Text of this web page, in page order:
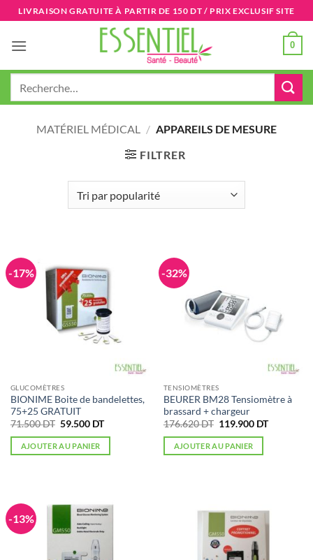
Passer
au
contenu
LIVRAISON GRATUITE À PARTIR DE 150 DT / PRIX EXCLUSIF SITE
0
MATÉRIEL MÉDICAL / APPAREILS DE MESURE
FILTRER
-17%
GLUCOMÈTRES
BIONIME Boite de bandelettes,
75+25 GRATUIT
71.500DT Le
initial
était :
59.500 DTLe
actuel
AJOUTER AU PANIER
-32%
TENSIOMÈTRES
BEURER BM28 Tensiomètre à
brassard + chargeur
176.620DT Le
initial
était :
119.900 DTLe
AJOUTER AU PANIER
-13%